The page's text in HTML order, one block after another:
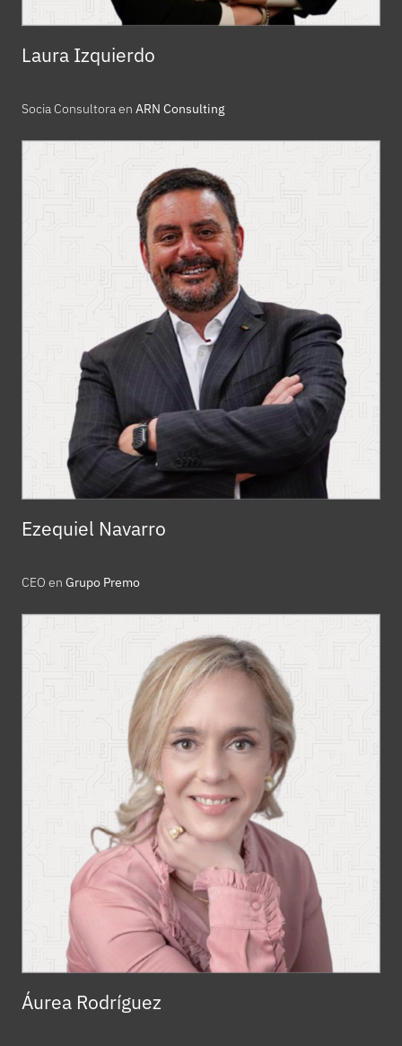
Laura Izquierdo
Socia Consultora en ARN Consulting
Ezequiel Navarro
CEO en Grupo Premo
Áurea Rodríguez